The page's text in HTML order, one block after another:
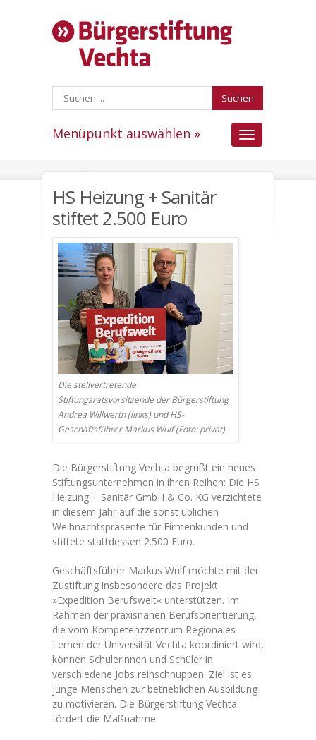
Suchen
Menüpunkt auswählen »
Menüpunkt
auswählen
HS Heizung + Sanitär
stiftet 2.500 Euro
Die stellvertretende
Stiftungsratsvorsitzende der Bürgerstiftung
Andrea Willwerth (links) und HS-
Geschäftsführer Markus Wulf (Foto: privat).
Die Bürgerstiftung Vechta begrüßt ein neues
Stiftungsunternehmen in ihren Reihen: Die HS
Heizung + Sanitär GmbH & Co. KG verzichtete
in diesem Jahr auf die sonst üblichen
Weihnachtspräsente für Firmenkunden und
stiftete stattdessen 2.500 Euro.
Geschäftsführer Markus Wulf möchte mit der
Zustiftung insbesondere das Projekt
»Expedition Berufswelt« unterstützen. Im
Rahmen der praxisnahen Berufsorientierung,
die vom Kompetenzzentrum Regionales
Lernen der Universität Vechta koordiniert wird,
können Schülerinnen und Schüler in
verschiedene Jobs reinschnuppen. Ziel ist es,
junge Menschen zur betrieblichen Ausbildung
zu motivieren. Die Bürgerstiftung Vechta
fördert die Maßnahme.